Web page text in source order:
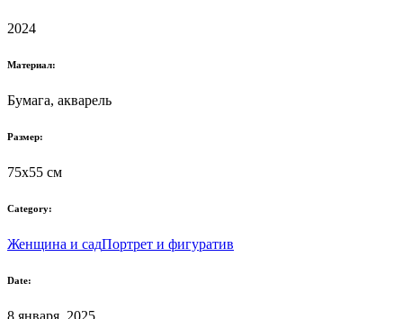
2024
Материал:
Бумага, акварель
Размер:
75х55 см
Category:
Женщина и садПортрет и фигуратив
Date: